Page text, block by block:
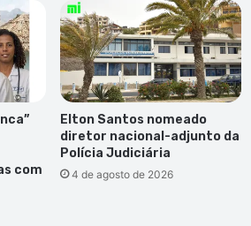
com
Elton Santos nomeado
diretor nacional-adjunto da
Polícia Judiciária
4 de agosto de 2026